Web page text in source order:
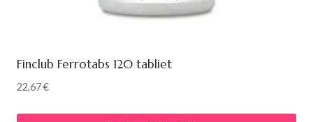
Finclub Ferrotabs 120 tabliet
22,67€